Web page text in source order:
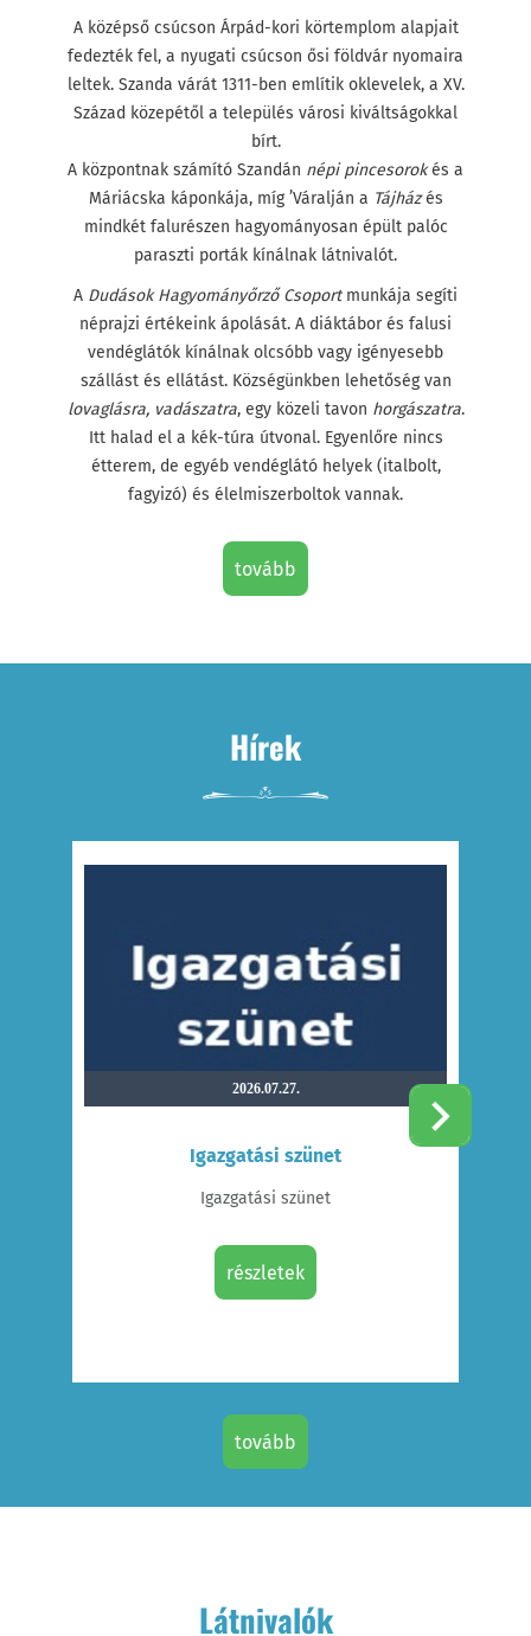
A középső csúcson Árpád-kori körtemplom alapjait
fedezték fel, a nyugati csúcson ősi földvár nyomaira
leltek. Szanda várát 1311-ben említik oklevelek, a XV.
Század közepétől a település városi kiváltságokkal
bírt.
A központnak számító Szandán népi pincesorokés a
Máriácska káponkája, míg ’Váralján a Tájházés
mindkét falurészen hagyományosan épült palóc
paraszti porták kínálnak látnivalót.
A Dudások Hagyományőrző Csoportmunkája segíti
néprajzi értékeink ápolását. A diáktábor és falusi
vendéglátók kínálnak olcsóbb vagy igényesebb
szállást és ellátást. Községünkben lehetőség van
lovaglásra, vadászatra, egy közeli tavon horgászatra.
Itt halad el a kék-túra útvonal. Egyenlőre nincs
étterem, de egyéb vendéglátó helyek (italbolt,
fagyizó) és élelmiszerboltok vannak.
tovább
Hírek
2026.07.27.
Igazgatási szünet
Igazgatási szünet
részletek
tovább
Látnivalók